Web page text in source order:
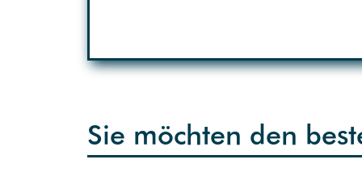
Sie möchten den